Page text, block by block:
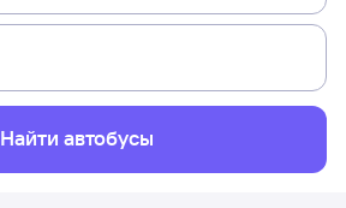
Найти автобусы